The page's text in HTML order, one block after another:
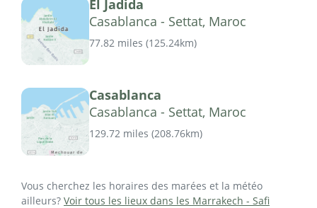
El Jadida
Casablanca - Settat, Maroc
77.82 miles (125.24km)
Casablanca
Casablanca - Settat, Maroc
129.72 miles (208.76km)
Vous cherchez les horaires des marées et la météo
ailleurs? Voir tous les lieux dans les Marrakech - Safi